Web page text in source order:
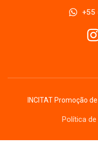
+55
INCITAT Promoção
Política de